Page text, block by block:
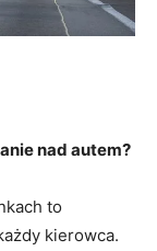
nad autem?
to
⁤kierowca.